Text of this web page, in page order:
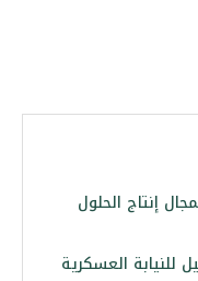
إنتاج الحلول
للنيابة العسكرية